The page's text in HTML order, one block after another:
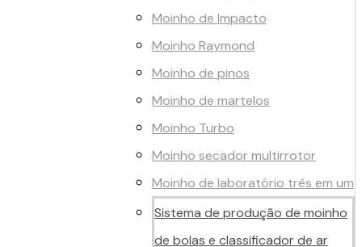
Moinho de Impacto
Moinho Raymond
Moinho de pinos
Moinho de martelos
Moinho Turbo
Moinho secador multirrotor
Moinho de laboratório três em um
Sistema de produção de moinho
de bolas e classificador de ar